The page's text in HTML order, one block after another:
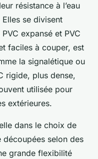
résistance à l’eau
se divisent
expansé et PVC
faciles à couper, est
la signalétique ou
rigide, plus dense,
utilisée pour
extérieures.
dans le choix de
découpées selon des
grande flexibilité